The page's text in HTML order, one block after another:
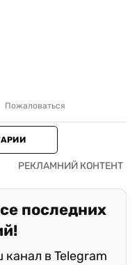
Пожаловаться
последних
в Telegram